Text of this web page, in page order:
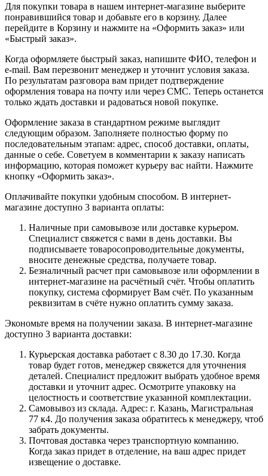
Для покупки товара в нашем интернет-магазине выберите
понравившийся товар и добавьте его в корзину. Далее
перейдите в Корзину и нажмите на «Оформить заказ» или
«Быстрый заказ».
Когда оформляете быстрый заказ, напишите ФИО, телефон и
e-mail. Вам перезвонит менеджер и уточнит условия заказа.
По результатам разговора вам придет подтверждение
оформления товара на почту или через СМС. Теперь останется
только ждать доставки и радоваться новой покупке.
Оформление заказа в стандартном режиме выглядит
следующим образом. Заполняете полностью форму по
последовательным этапам: адрес, способ доставки, оплаты,
данные о себе. Советуем в комментарии к заказу написать
информацию, которая поможет курьеру вас найти. Нажмите
кнопку «Оформить заказ».
Оплачивайте покупки удобным способом. В интернет-
магазине доступно 3 варианта оплаты:
Наличные при самовывозе или доставке курьером.
Специалист свяжется с вами в день доставки. Вы
подписываете товаросопроводительные документы,
вносите денежные средства, получаете товар.
Безналичный расчет при самовывозе или оформлении в
интернет-магазине на расчётный счёт. Чтобы оплатить
покупку, система сформирует Вам счёт. По указанным
реквизитам в счёте нужно оплатить сумму заказа.
Экономьте время на получении заказа. В интернет-магазине
доступно 3 варианта доставки:
Курьерская доставка работает с 8.30 до 17.30. Когда
товар будет готов, менеджер свяжется для уточнения
деталей. Специалист предложит выбрать удобное время
доставки и уточнит адрес. Осмотрите упаковку на
целостность и соответствие указанной комплектации.
Самовывоз из склада. Адрес: г. Казань, Магистральная
77 к4. До получения заказа обратитесь к менеджеру, чтоб
забрать документы.
Почтовая доставка через транспортную компанию.
Когда заказ придет в отделение, на ваш адрес придет
извещение о доставке.